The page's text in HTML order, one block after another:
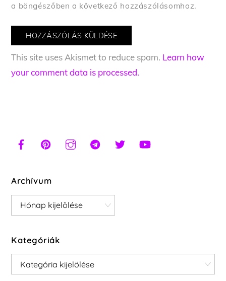
a böngészőben a következő hozzászólásomhoz.
This site uses Akismet to reduce spam. Learn how
your comment data is processed.
Archívum
Archívum
Kategóriák
Kategóriák